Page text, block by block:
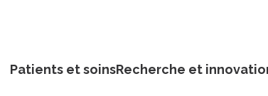
Patients et soinsRecherche et